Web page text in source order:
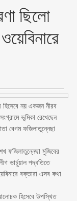
ছিলো
হিসেবে নয় একজন নীরব
ভূমিকা রেখেছেন
বেগম ফজিলাতুন্নেছা
ফজিলাতুন্নেছা মুজিবের
ভার্চুয়াল পদ্ধতিতে
বক্তারা এসব কথা
হিসেবে উপস্থিত